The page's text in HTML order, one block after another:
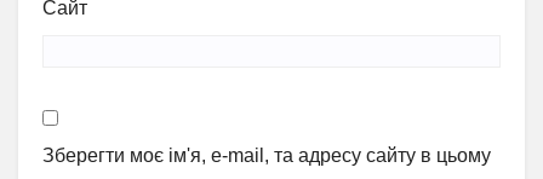
Сайт
Зберегти моє ім'я, e-mail, та адресу сайту в цьому